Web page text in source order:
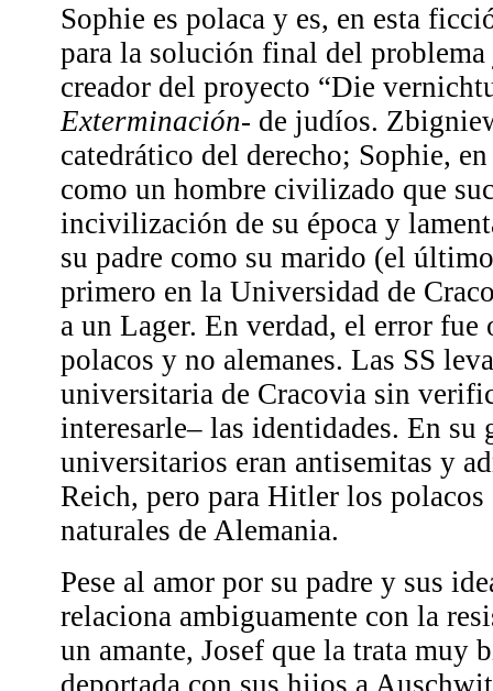
Sophie es polaca y es, en esta
para la solución final del
creador del proyecto “Die
Exterminación- de judíos.
catedrático del derecho; Sophie,
como un hombre civilizado que
incivilización de su época y
su padre como su marido (el
primero en la Universidad de
a un Lager. En verdad, el error fue
polacos y no alemanes. Las SS
universitaria de Cracovia sin
interesarle– las identidades. En su
universitarios eran antisemitas y
Reich, pero para Hitler los polacos
naturales de Alemania.
Pese al amor por su padre y sus
relaciona ambiguamente con la
un amante, Josef que la trata muy
deportada con sus hijos a